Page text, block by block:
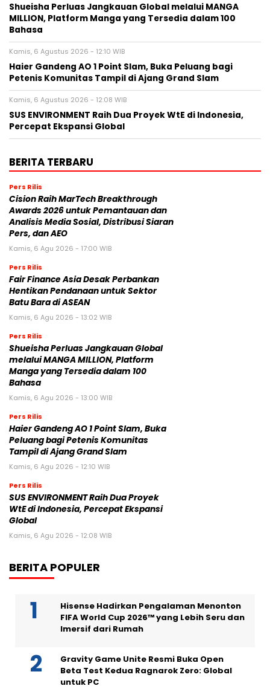
Shueisha Perluas Jangkauan Global melalui MANGA
MILLION, Platform Manga yang Tersedia dalam 100
Bahasa
Kamis, 6 Agustus 2026 - 12:10 WIB
Haier Gandeng AO 1 Point Slam, Buka Peluang bagi
Petenis Komunitas Tampil di Ajang Grand Slam
Kamis, 6 Agustus 2026 - 12:08 WIB
SUS ENVIRONMENT Raih Dua Proyek WtE di Indonesia,
Percepat Ekspansi Global
BERITA TERBARU
Pers Rilis
Cision Raih MarTech Breakthrough
Awards 2026 untuk Pemantauan dan
Analisis Media Sosial, Distribusi Siaran
Pers, dan AEO
Kamis, 6 Agu 2026 - 17:00 WIB
Pers Rilis
Fair Finance Asia Desak Perbankan
Hentikan Pendanaan untuk Sektor
Batu Bara di ASEAN
Kamis, 6 Agu 2026 - 13:02 WIB
Pers Rilis
Shueisha Perluas Jangkauan Global
melalui MANGA MILLION, Platform
Manga yang Tersedia dalam 100
Bahasa
Kamis, 6 Agu 2026 - 13:00 WIB
Pers Rilis
Haier Gandeng AO 1 Point Slam, Buka
Peluang bagi Petenis Komunitas
Tampil di Ajang Grand Slam
Kamis, 6 Agu 2026 - 12:10 WIB
Pers Rilis
SUS ENVIRONMENT Raih Dua Proyek
WtE di Indonesia, Percepat Ekspansi
Global
Kamis, 6 Agu 2026 - 12:08 WIB
BERITA POPULER
Hisense Hadirkan Pengalaman Menonton
FIFA World Cup 2026™ yang Lebih Seru dan
Imersif dari Rumah
Gravity Game Unite Resmi Buka Open
Beta Test Kedua Ragnarok Zero: Global
untuk PC